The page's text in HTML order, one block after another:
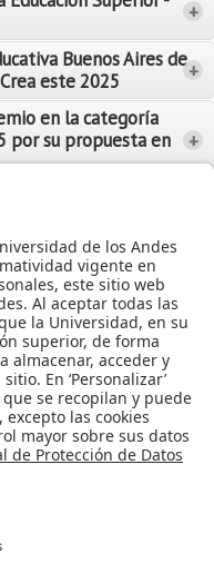
+
Buenos Aires de
este 2025
+
en la categoría
por su propuesta en
+
1297 del 30 de mayo de